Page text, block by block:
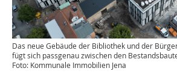
Das neue Gebäude der Bibliothek und der
fügt sich passgenau zwischen den
Foto: Kommunale Immobilien Jena